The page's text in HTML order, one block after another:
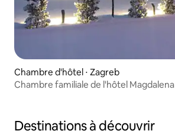
Chambre d'hôtel ⋅ Zagreb
Chambre familiale de l'hôtel Magdalena
Destinations à découvrir